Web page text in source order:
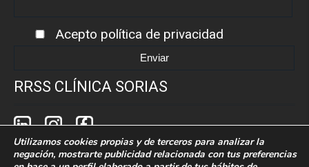
Acepto política de privacidad
RRSS CLÍNICA SORIAS
Utilizamos cookies propias y de terceros para analizar la
negación, mostrarte publicidad relacionada con tus preferencias